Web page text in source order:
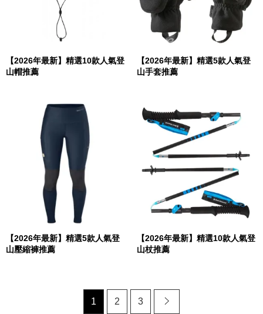
【2026年最新】精選10款人氣登
山帽推薦
【2026年最新】精選5款人氣登
山手套推薦
【2026年最新】精選5款人氣登
山壓縮褲推薦
【2026年最新】精選10款人氣登
山杖推薦
1 2 3